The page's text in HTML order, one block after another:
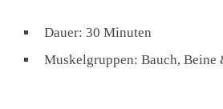
Dauer: 30 Minuten
Muskelgruppen: Bauch, Beine